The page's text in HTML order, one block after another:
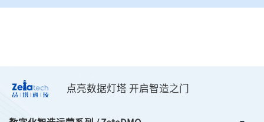
点亮数据灯塔 开启智造之门